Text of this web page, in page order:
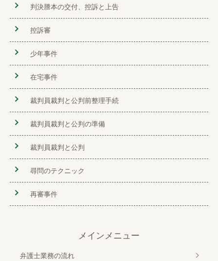
判決謄本の交付、控訴と上告
控訴審
少年事件
在宅事件
裁判員裁判と公判前整理手続
裁判員裁判と公判の準備
裁判員裁判と公判
尋問のテクニック
再審事件
メインメニュー
弁護士業務の流れ